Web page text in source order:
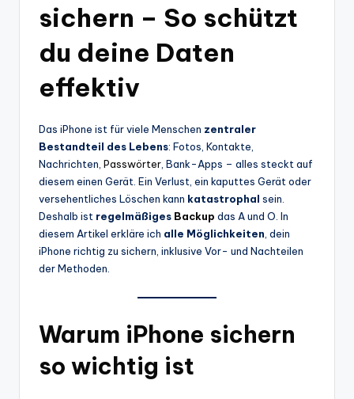
sichern – So schützt
du deine Daten
effektiv
Das iPhone ist für viele Menschen zentraler
Bestandteil des Lebens: Fotos, Kontakte,
Nachrichten, Passwörter , Bank-Apps – alles steckt auf
diesem einen Gerät. Ein Verlust, ein kaputtes Gerät oder
versehentliches Löschen kann katastrophal sein.
Deshalb ist regelmäßiges Backup das A und O. In
diesem Artikel erkläre ich alle Möglichkeiten , dein
iPhone richtig zu sichern, inklusive Vor- und Nachteilen
der Methoden.
Warum iPhone sichern
so wichtig ist